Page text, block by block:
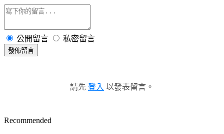
公開留言 私密留言
發佈留言
請先 登入 以發表留言。
Recommended